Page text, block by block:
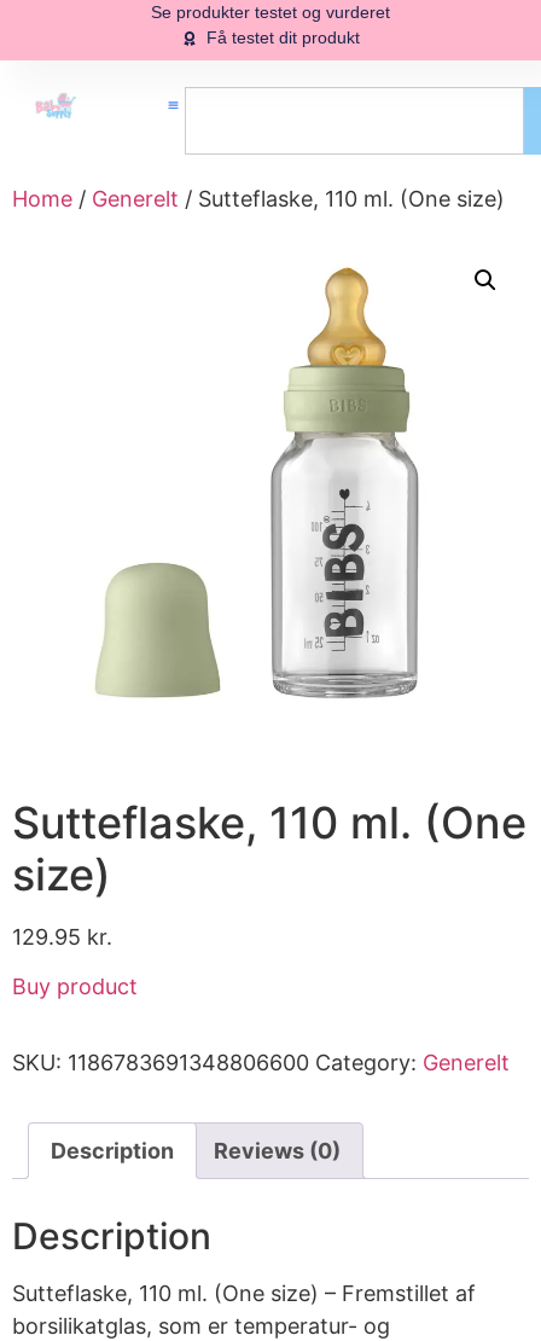
Se produkter testet og vurderet
Få testet dit produkt
Home / Generelt / Sutteflaske, 110 ml. (One size)
Sutteflaske, 110 ml. (One
size)
129.95 kr.
Buy product
SKU: 1186783691348806600 Category: Generelt
Description Reviews (0)
Description
Sutteflaske, 110 ml. (One size) – Fremstillet af
borsilikatglas, som er temperatur- og